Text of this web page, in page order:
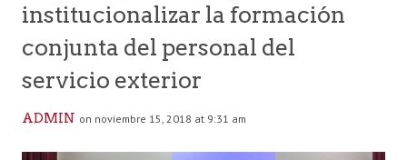
institucionalizar la formación
conjunta del personal del
servicio exterior
ADMIN on noviembre 15, 2018 at 9:31 am